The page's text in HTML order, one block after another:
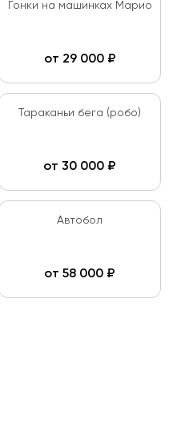
Гонки на машинках Марио
от 29 000₽
Тараканьи бега (робо)
от 30 000 ₽
Автобол
от 58 000 ₽